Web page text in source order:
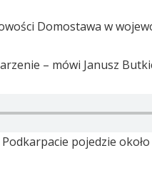
Domostawa w
– mówi Janusz
pojedzie